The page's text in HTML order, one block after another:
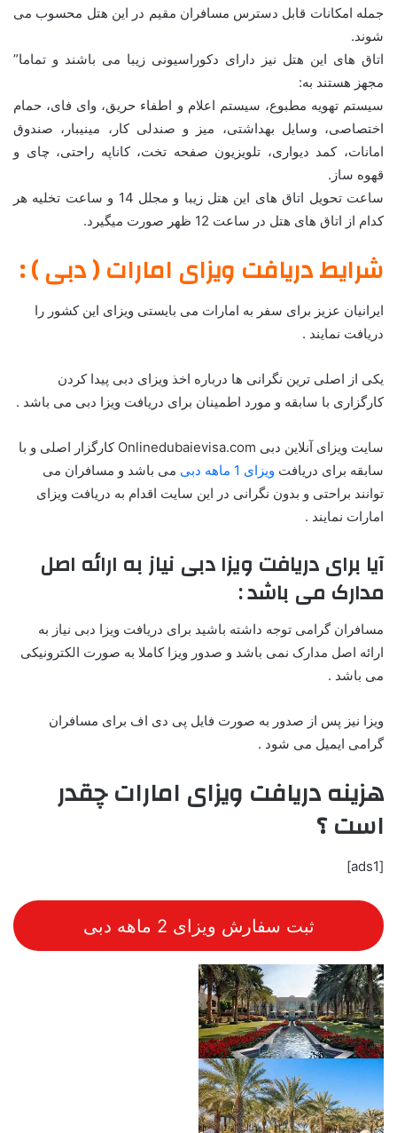
جمله امکانات قابل دسترس مسافران مقیم در این هتل محسوب می
شوند.
اتاق های این هتل نیز دارای دکوراسیونی زیبا می باشند و تماما”
مجهز هستند به:
سیستم تهویه مطبوع، سیستم اعلام و اطفاء حریق، وای فای، حمام
اختصاصی، وسایل بهداشتی، میز و صندلی کار، مینیبار، صندوق
امانات، کمد دیواری، تلویزیون صفحه تخت، کاناپه راحتی، چای و
قهوه ساز.
ساعت تحویل اتاق های این هتل زیبا و مجلل 14 و ساعت تخلیه هر
کدام از اتاق های هتل در ساعت 12 ظهر صورت میگیرد.
شرایط دریافت ویزای امارات ( دبی ) :
ایرانیان عزیز برای سفر به امارات می بایستی ویزای این کشور را
دریافت نمایند .
یکی از اصلی ترین نگرانی ها درباره اخذ ویزای دبی پیدا کردن
کارگزاری با سابقه و مورد اطمینان برای دریافت ویزا دبی می باشد .
سایت ویزای آنلاین دبی Onlinedubaievisa.com کارگزار اصلی و با
سابقه برای دریافت ویزای 1 ماهه دبی
می باشد و مسافران می
توانند براحتی و بدون نگرانی در این سایت اقدام به دریافت ویزای
امارات نمایند .
آیا برای دریافت ویزا دبی نیاز به ارائه اصل
مدارک می باشد :
مسافران گرامی توجه داشته باشید برای دریافت ویزا دبی نیاز به
ارائه اصل مدارک نمی باشد و صدور ویزا کاملا به صورت الکترونیکی
می باشد .
ویزا نیز پس از صدور به صورت فایل پی دی اف برای مسافران
گرامی ایمیل می شود .
هزینه دریافت ویزای امارات چقدر
است ؟
[ads1]
ثبت سفارش ویزای 2 ماهه دبی